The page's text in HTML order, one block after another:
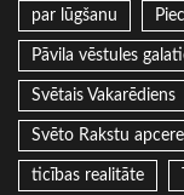
par lūgšanu
Pāvila vēstules
Svētais Vakarēdiens
Svēto Rakstu
ticības realitāte